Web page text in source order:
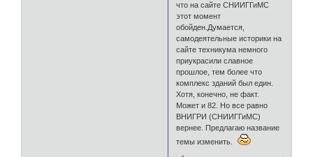
что на сайте СНИИГГиМС
этот момент
обойден.Думается,
самодеятельные историки на
сайте техникума немного
приукрасили славное
прошлое, тем более что
комплекс зданий был един.
Хотя, конечно, не факт.
Может и 82. Но все равно
ВНИГРИ (СНИИГГиМС)
вернее. Предлагаю название
темы изменить.